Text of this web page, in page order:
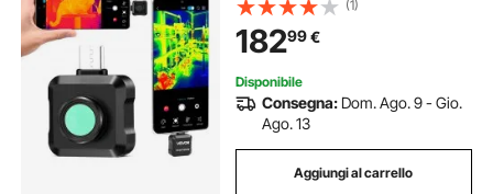
Super Risoluzione 512 × 384 con
Obiettivo Macro, 25 Hz, -20 °C a
550 °C
(1)
18299€
Disponibile
Consegna: Dom. Ago. 9 - Gio.
Ago. 13
Aggiungi al carrello